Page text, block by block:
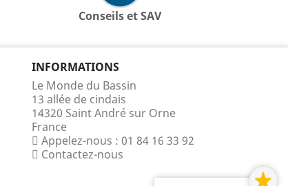
Conseils et SAV
INFORMATIONS
Le Monde du Bassin
13 allée de cindais
14320 Saint André sur Orne
France
Appelez-nous : 01 84 16 33 92
Contactez-nous